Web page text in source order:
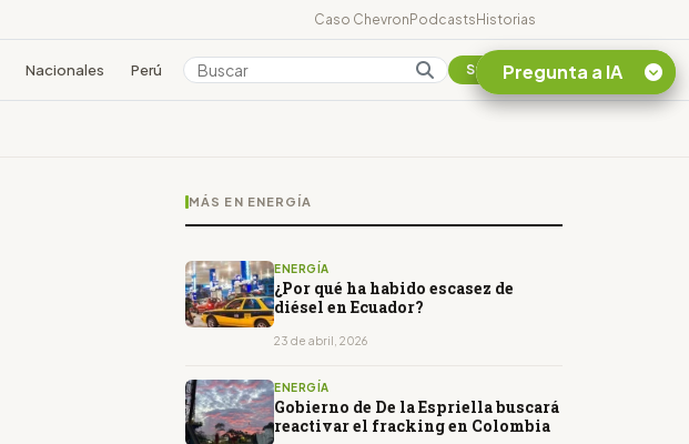
Caso ChevronPodcastsHistorias
Nacionales Perú Colombia Suscribirse
MÁS EN ENERGÍA
ENERGÍA
¿Por qué ha habido escasez de
diésel en Ecuador?
23 de abril, 2026
ENERGÍA
Gobierno de De la Espriella buscará
reactivar el fracking en Colombia
Pregunta a IA